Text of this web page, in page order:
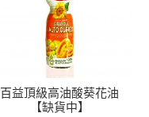
百益頂級高油酸葵花油
【缺貨中】